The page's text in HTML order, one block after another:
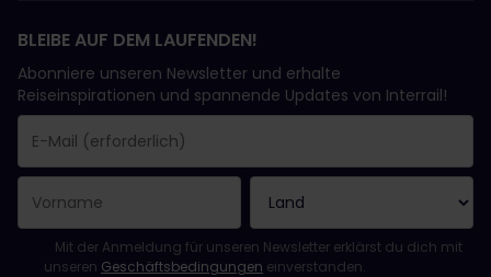
BLEIBE AUF DEM LAUFENDEN!
Abonniere unseren Newsletter und erhalte
Reiseinspirationen und spannende Updates von Interrail!
Sie haben sich erfolgreich angemeldet.
Das Feld „E-Mail-Adresse“ ist ein Pflichtfeld!
Diese E-Mail-Adresse ist ungültig!
Beim Abonnieren des Newsletters ist ein Fehler aufgetreten.
Du hast diesen Newsletter bereits abonniert!
Bitte stimme den Allgemeinen Geschäftsbedingungen zu, um
Mit der Anmeldung für unseren Newsletter erklärst du dich mit
unseren Geschäftsbedingungen einverstanden.